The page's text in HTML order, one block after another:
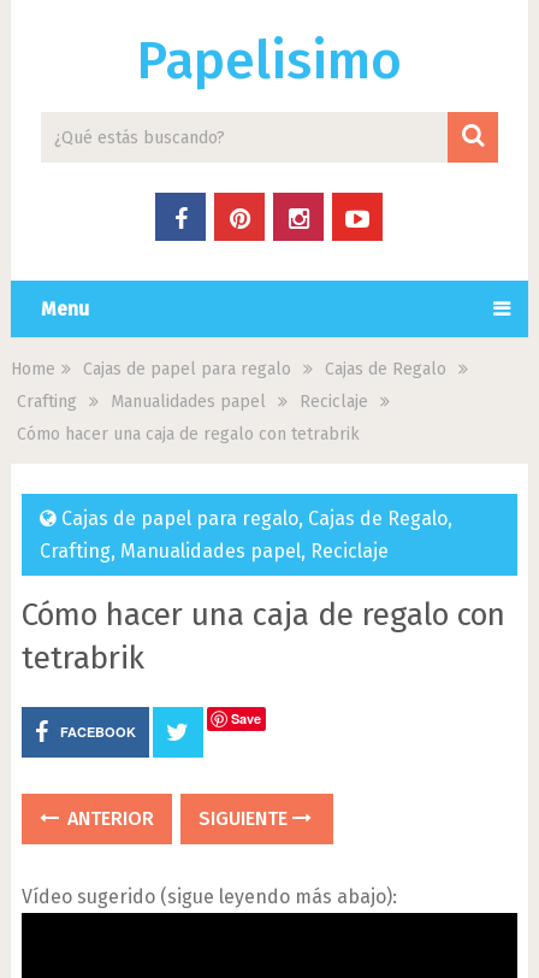
Papelisimo
Menu
Home Cajas de papel para regalo
Cajas de Regalo
Crafting
Manualidades papel
Reciclaje
Cómo hacer una caja de regalo con tetrabrik
Cajas de papel para regalo, Cajas de Regalo,
Crafting, Manualidades papel, Reciclaje
Cómo hacer una caja de regalo con
tetrabrik
FACEBOOK
Save
ANTERIOR SIGUIENTE
Vídeo sugerido (sigue leyendo más abajo):